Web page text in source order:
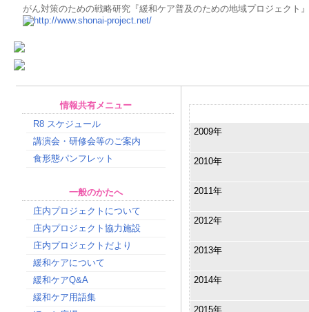
がん対策のための戦略研究『緩和ケア普及のための地域プロジェクト』
情報共有メニュー
R8 スケジュール
講演会・研修会等のご案内
食形態パンフレット
一般のかたへ
庄内プロジェクトについて
庄内プロジェクト協力施設
庄内プロジェクトだより
緩和ケアについて
緩和ケアQ&A
緩和ケア用語集
2009年
2010年
2011年
2012年
2013年
2014年
2015年